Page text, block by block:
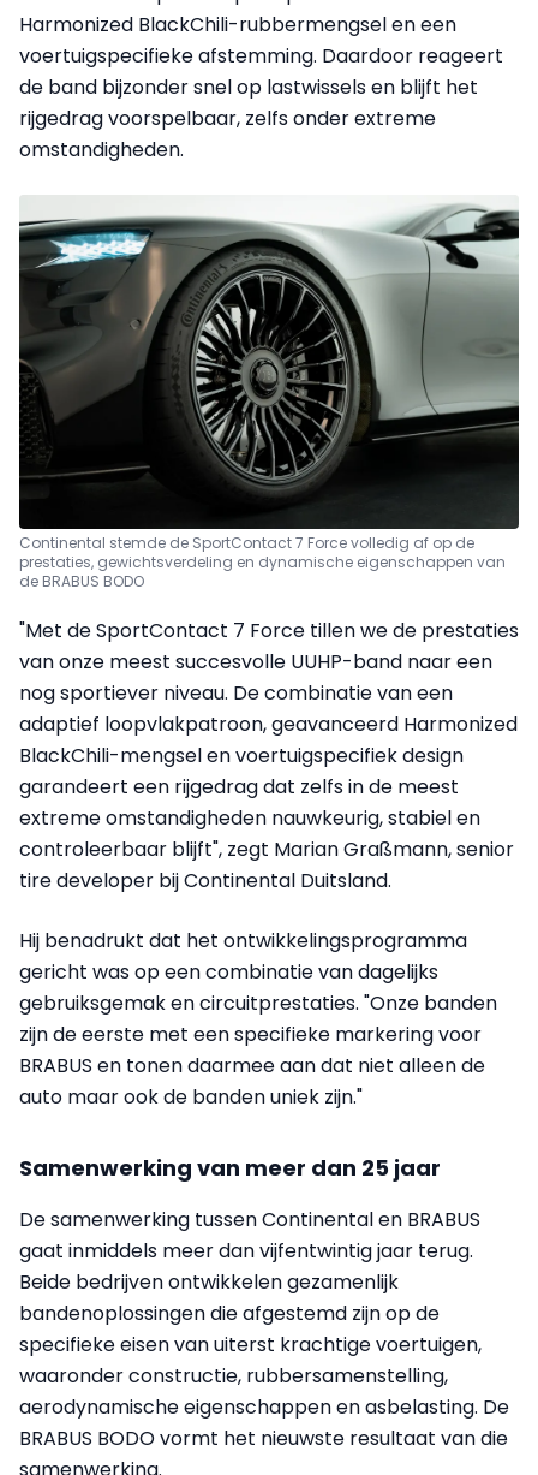
Harmonized BlackChili-rubbermengsel en een
voertuigspecifieke afstemming. Daardoor reageert
de band bijzonder snel op lastwissels en blijft het
rijgedrag voorspelbaar, zelfs onder extreme
omstandigheden.
Continental stemde de SportContact 7 Force volledig af op de
prestaties, gewichtsverdeling en dynamische eigenschappen van
de BRABUS BODO
"Met de SportContact 7 Force tillen we de prestaties
van onze meest succesvolle UUHP-band naar een
nog sportiever niveau. De combinatie van een
adaptief loopvlakpatroon, geavanceerd Harmonized
BlackChili-mengsel en voertuigspecifiek design
garandeert een rijgedrag dat zelfs in de meest
extreme omstandigheden nauwkeurig, stabiel en
controleerbaar blijft", zegt Marian Graßmann, senior
tire developer bij Continental Duitsland.
Hij benadrukt dat het ontwikkelingsprogramma
gericht was op een combinatie van dagelijks
gebruiksgemak en circuitprestaties. "Onze banden
zijn de eerste met een specifieke markering voor
BRABUS en tonen daarmee aan dat niet alleen de
auto maar ook de banden uniek zijn."
Samenwerking van meer dan 25 jaar
De samenwerking tussen Continental en BRABUS
gaat inmiddels meer dan vijfentwintig jaar terug.
Beide bedrijven ontwikkelen gezamenlijk
bandenoplossingen die afgestemd zijn op de
specifieke eisen van uiterst krachtige voertuigen,
waaronder constructie, rubbersamenstelling,
aerodynamische eigenschappen en asbelasting. De
BRABUS BODO vormt het nieuwste resultaat van die